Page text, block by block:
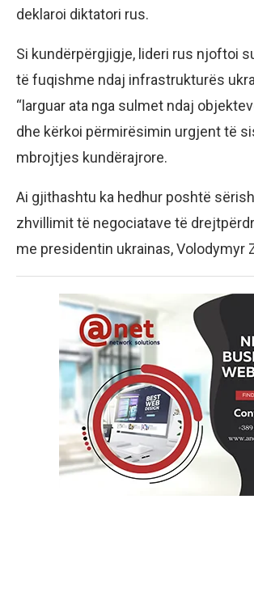
deklaroi diktatori rus.
Si kundërpërgjigje, lideri rus njoftoi
të fuqishme ndaj infrastrukturës
“larguar ata nga sulmet ndaj
dhe kërkoi përmirësimin urgjent të
mbrojtjes kundërajrore.
Ai gjithashtu ka hedhur poshtë
zhvillimit të negociatave të
me presidentin ukrainas, Volodymyr